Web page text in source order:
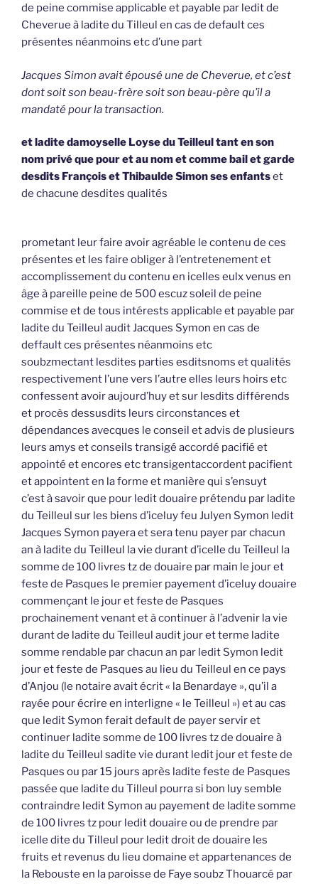
de peine commise applicable et payable par ledit de
Cheverue à ladite du Tilleul en cas de default ces
présentes néanmoins etc d’une part
Jacques Simon avait épousé une de Cheverue, et c’est
dont soit son beau-frère soit son beau-père qu’il a
mandaté pour la transaction.
et ladite damoyselle Loyse du Teilleul tant en son
nom privé que pour et au nom et comme bail et garde
desdits François et Thibaulde Simon ses enfantset
de chacune desdites qualités
prometant leur faire avoir agréable le contenu de ces
présentes et les faire obliger à l’entretenement et
accomplissement du contenu en icelles eulx venus en
âge à pareille peine de 500 escuz soleil de peine
commise et de tous intérests applicable et payable par
ladite du Teilleul audit Jacques Symon en cas de
deffault ces présentes néanmoins etc
soubzmectant lesdites parties esditsnoms et qualités
respectivement l’une vers l’autre elles leurs hoirs etc
confessent avoir aujourd’huy et sur lesdits différends
et procès dessusdits leurs circonstances et
dépendances avecques le conseil et advis de plusieurs
leurs amys et conseils transigé accordé pacifié et
appointé et encores etc transigentaccordent pacifient
et appointent en la forme et manière qui s’ensuyt
c’est à savoir que pour ledit douaire prétendu par ladite
du Teilleul sur les biens d’iceluy feu Julyen Symon ledit
Jacques Symon payera et sera tenu payer par chacun
an à ladite du Teilleul la vie durant d’icelle du Teilleul la
somme de 100 livres tz de douaire par main le jour et
feste de Pasques le premier payement d’iceluy douaire
commençant le jour et feste de Pasques
prochainement venant et à continuer à l’advenir la vie
durant de ladite du Teilleul audit jour et terme ladite
somme rendable par chacun an par ledit Symon ledit
jour et feste de Pasques au lieu du Teilleul en ce pays
d’Anjou (le notaire avait écrit « la Benardaye », qu’il a
rayée pour écrire en interligne « le Teilleul ») et au cas
que ledit Symon ferait default de payer servir et
continuer ladite somme de 100 livres tz de douaire à
ladite du Teilleul sadite vie durant ledit jour et feste de
Pasques ou par 15 jours après ladite feste de Pasques
passée que ladite du Tilleul pourra si bon luy semble
contraindre ledit Symon au payement de ladite somme
de 100 livres tz pour ledit douaire ou de prendre par
icelle dite du Tilleul pour ledit droit de douaire les
fruits et revenus du lieu domaine et appartenances de
la Rebouste en la paroisse de Faye soubz Thouarcé par